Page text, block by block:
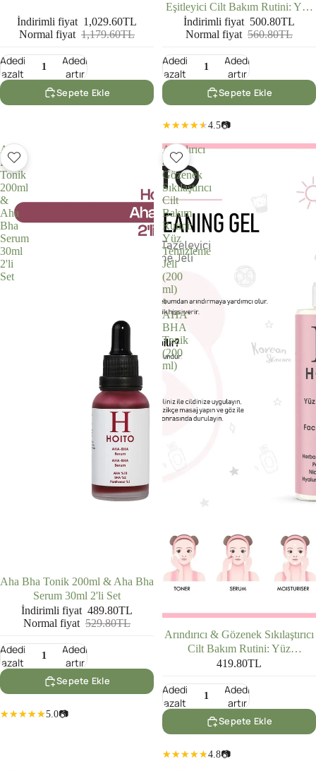
İndirimli fiyat 1,029.60TL
Normal fiyat 1,179.60TL
Adedi
azalt
Adedi
artır
Sepete Ekle
Eşitleyici Cilt Bakım Rutini: Yüz
Temizleme Jeli (200 ml) + C
Vitamini Serumu (30 ml)
İndirimli fiyat 500.80TL
Normal fiyat 560.80TL
Adedi
azalt
Adedi
artır
Sepete Ekle
4.5📷
Aha
Bha
Tonik
200ml
&
Aha
Bha
Serum
30ml
2'li
Set
Aha Bha Tonik 200ml & Aha Bha
Serum 30ml 2'li Set
İndirimli fiyat 489.80TL
Normal fiyat 529.80TL
Adedi
azalt
Adedi
artır
Sepete Ekle
5.0📷
Arındırıcı
&
Gözenek
Sıkılaştırıcı
Cilt
Bakım
Rutini:
Yüz
Temizleme
Jeli
(200
ml)
+
AHA
BHA
Tonik
(200
ml)
Arındırıcı & Gözenek Sıkılaştırıcı
Cilt Bakım Rutini: Yüz
Temizleme Jeli (200 ml) + AHA
419.80TL
Adedi
azalt
Adedi
artır
Sepete Ekle
4.8📷